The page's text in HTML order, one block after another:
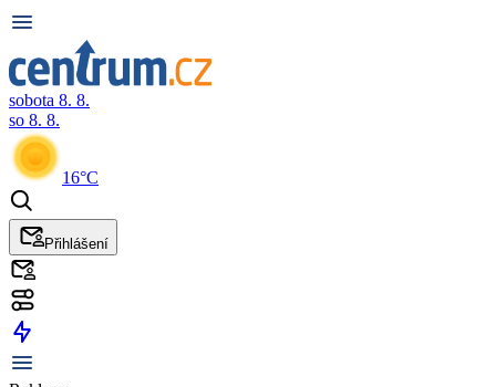
sobota 8. 8.
so 8. 8.
16°C
Přihlášení